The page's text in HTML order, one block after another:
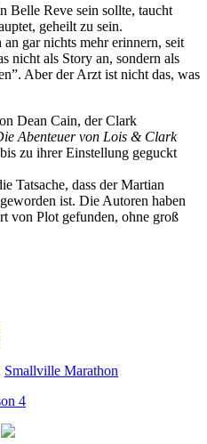
Belle Reve sein sollte, taucht
geheilt zu sein.
gar nichts mehr erinnern, seit
nicht als Story an, sondern als
Aber der Arzt ist nicht das, was
Dean Cain, der Clark
Abenteuer von Lois & Clark
zu ihrer Einstellung geguckt
Tatsache, dass der Martian
ist. Die Autoren haben
von Plot gefunden, ohne groß
Smallville Marathon
4